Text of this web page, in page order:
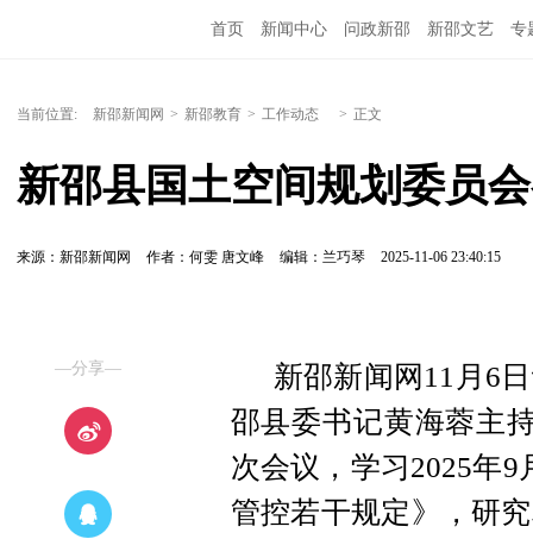
首页 新闻中心 问政新邵 新邵文艺 专
当前位置: 新邵新闻网 > 新邵教育 > 工作动态 > 正文
新邵县国土空间规划委员
来源：新邵新闻网 作者：何雯 唐文峰 编辑：兰巧琴 2025-11-06 23:40:15
—分享—
新邵新闻网11月6
邵县委书记黄海蓉主
次会议，学习2025年
管控若干规定》，研